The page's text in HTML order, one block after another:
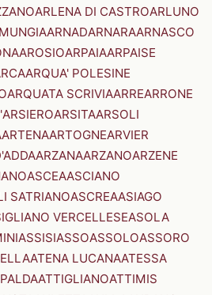
ARLENA DI CASTROARLUNO
ARNADARNARAARNASCO
AROSIOARPAIAARPAISE
ARQUA' POLESINE
ARQUATA SCRIVIAARREARRONE
ARSIEROARSITAARSOLI
ARTENAARTOGNEARVIER
ARZANAARZANOARZENE
ASCEAASCIANO
SATRIANOASCREAASIAGO
VERCELLESEASOLA
ASSISIASSOASSOLOASSORO
ATENA LUCANAATESSA
ATTIGLIANOATTIMIS